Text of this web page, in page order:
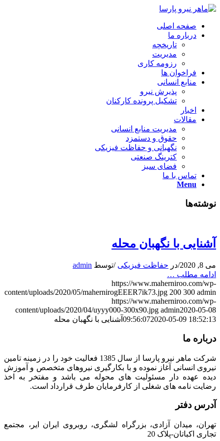
صفحه اصلی
درباره ما
تاریخچه
مدیریت
رزومه کاری
فراخوان ها
منابع انسانی
پذیرش نیرو
تشکیل پرونده کارکنان
اخبار
مقالات
مدیریت منابع انسانی
حقوق و دستمزد
نگهبانی و حفاظت فیزیکی
کترینگ صنعتی
فضای سبز
تماس با ما
Menu
نوشته‌ها
آشنایی با نگهبان محله
می 8, 2020 /در حفاظت فیزیکی /توسط admin
ادامه مطلب …
https://www.maherniroo.com/wp-
content/uploads/2020/05/mahernirogEEER7ik73.jpg 200 300 admin
https://www.maherniroo.com/wp-
content/uploads/2020/04/uyyy000-300x90.jpg admin2020-05-08
09:56:072020-05-09 18:52:13 آشنایی با نگهبان محله
درباره ما
شرکت ماهر نیرو پارسا از سال 1385 فعالیت خود را در زمینه تامین
نیروی انسانی آغاز نموده و با بکارگیری نیروهای متخصص و آموزش
دیده عهده دار مسئولیت های محوله می باشد و مفتخر به اخذ
رضایت نامه های شغلی از کارفرمایان طرف قرارداد است.
آدرس دفتر
تهران، میدان آزادی، بزرگراه لشگری، روبروی ایران ایر، مجتمع
تجاری اکباتان-پلاک 20